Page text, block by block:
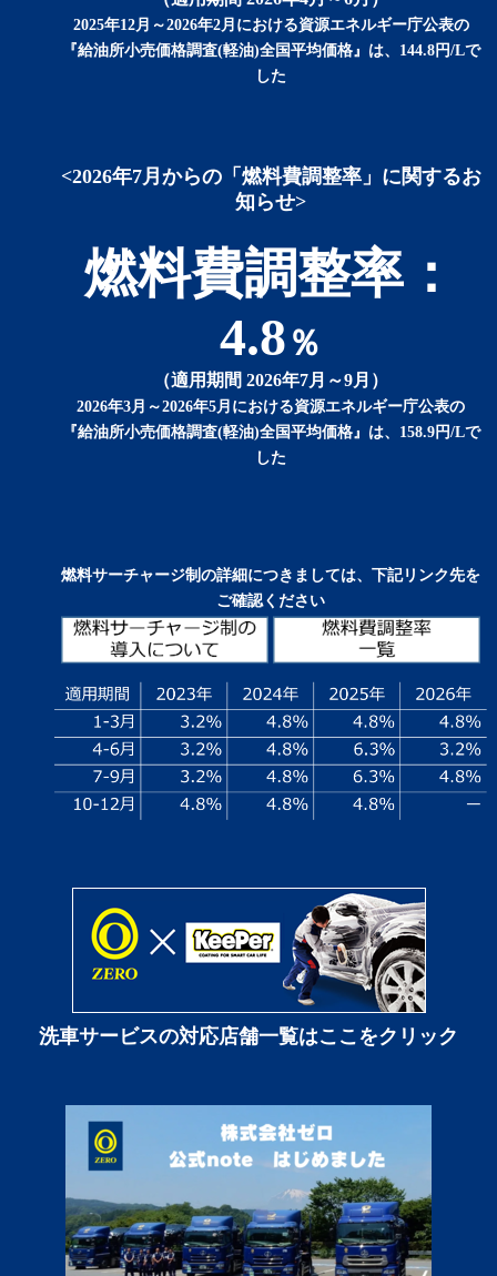
2025年12月～2026年2月における資源エネルギー庁公表の
『給油所小売価格調査(軽油)全国平均価格』は、144.8円/Lで
した
<2026年7月からの「燃料費調整率」に関するお
知らせ>
燃料費調整率：
4.8％
（適用期間 2026年7月～9月）
2026年3月～2026年5月における資源エネルギー庁公表の
『給油所小売価格調査(軽油)全国平均価格』は、158.9円/Lで
した
燃料サーチャージ制の詳細につきましては、下記リンク先を
ご確認ください
洗車サービスの対応店舗一覧はここをクリック